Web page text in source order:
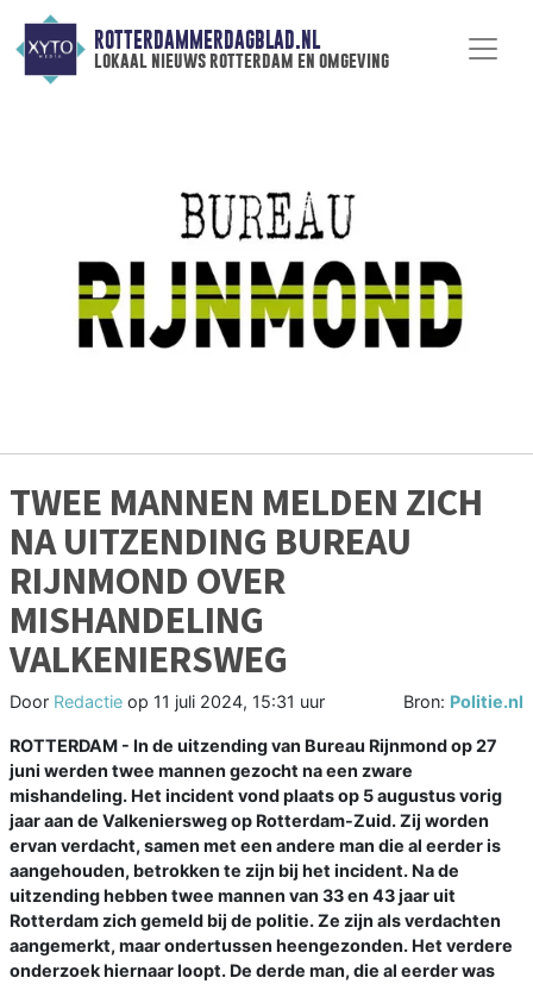
ROTTERDAMMERDAGBLAD.NL
lokaal nieuws rotterdam en omgeving
TWEE MANNEN MELDEN ZICH
NA UITZENDING BUREAU
RIJNMOND OVER
MISHANDELING
VALKENIERSWEG
Door Redactie op 11 juli 2024, 15:31 uur Bron: Politie.nl
ROTTERDAM - In de uitzending van Bureau Rijnmond op 27
juni werden twee mannen gezocht na een zware
mishandeling. Het incident vond plaats op 5 augustus vorig
jaar aan de Valkeniersweg op Rotterdam-Zuid. Zij worden
ervan verdacht, samen met een andere man die al eerder is
aangehouden, betrokken te zijn bij het incident. Na de
uitzending hebben twee mannen van 33 en 43 jaar uit
Rotterdam zich gemeld bij de politie. Ze zijn als verdachten
aangemerkt, maar ondertussen heengezonden. Het verdere
onderzoek hiernaar loopt. De derde man, die al eerder was